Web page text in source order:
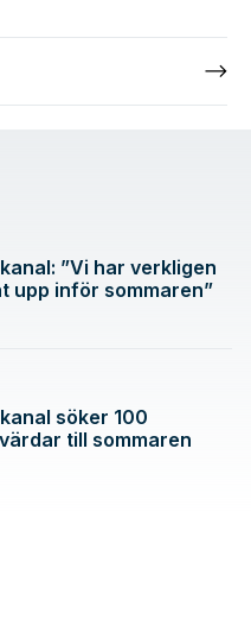
”Vi har verkligen
upp inför sommaren”
söker 100
till sommaren